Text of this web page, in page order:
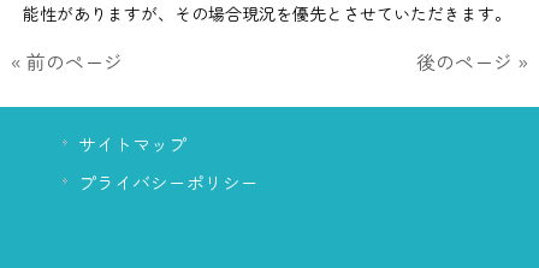
能性がありますが、その場合現況を優先とさせていただきます。
« 前のページ 後のページ »
サイトマップ
プライバシーポリシー